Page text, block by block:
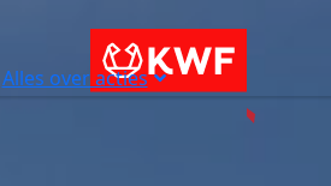
Alles over acties